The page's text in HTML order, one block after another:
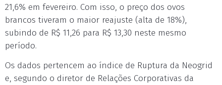
21,6% em fevereiro. Com isso, o preço dos ovos
brancos tiveram o maior reajuste (alta de 18%),
subindo de R$ 11,26 para R$ 13,30 neste mesmo
período.
Os dados pertencem ao índice de Ruptura da Neogrid
e, segundo o diretor de Relações Corporativas da